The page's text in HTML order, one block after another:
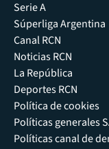
Serie A
Súperliga Argentina
Canal RCN
Noticias RCN
La República
Deportes RCN
Política de cookies
Políticas generales
Políticas canal de